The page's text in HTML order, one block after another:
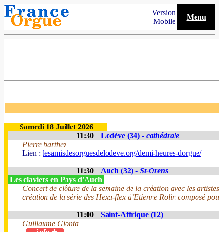
Version
Mobile
Menu
Samedi 18 Juillet 2026
11:30
Lodève (34) - cathédrale
Pierre barthez
Lien : lesamisdesorguesdelodeve.org/demi-heures-dorgue/
11:30 Auch (32) - St-Orens
Les claviers en Pays d'Auch
Concert de clôture de la semaine de la création avec les
création de la série des Hexa-flex d’Etienne Rolin composé
11:00
Saint-Affrique (12)
Guillaume Gionta